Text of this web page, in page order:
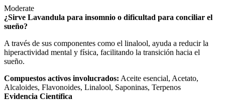
Moderate
¿Sirve Lavandula para insomnio o dificultad para conciliar el
sueño?
A través de sus componentes como el linalool, ayuda a reducir la
hiperactividad mental y física, facilitando la transición hacia el
sueño.
Compuestos activos involucrados: Aceite esencial, Acetato,
Alcaloides, Flavonoides, Linalool, Saponinas, Terpenos
Evidencia Científica